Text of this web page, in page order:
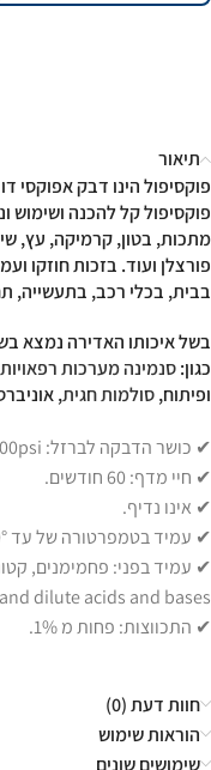
תיאור
פוקסיפולהינו דבק אפוקסי
פוקסיפול קל להכנה ושימוש
מתכות, בטון, קרמיקה, עץ,
פורצלן ועוד. בזכות חוזקו
בבית, בכלי רכב, בתעשייה,
בשל איכותו האדירה נמצא
כגון:סנמינה מערכות רפאויות
ופיתוח,סולמות חגית,
✔ כושר הדבקה לברזל: 4100psi.
✔ חיי מדף: 60 חודשים.
✔ אינו נדיף.
✔ עמיד בטמפרטורה של עד 180°(לזמן קצר).
dilute acids and bases.
✔ התכווצות: פחות מ 1%.
חוות דעת (0)
הוראות שימוש
שימושים שונים